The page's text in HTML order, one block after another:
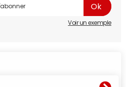
Voir un exemple